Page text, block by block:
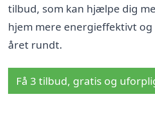
tilbud, som kan hjælpe dig
hjem mere energieffektivt
året rundt.
Få 3 tilbud, gratis og